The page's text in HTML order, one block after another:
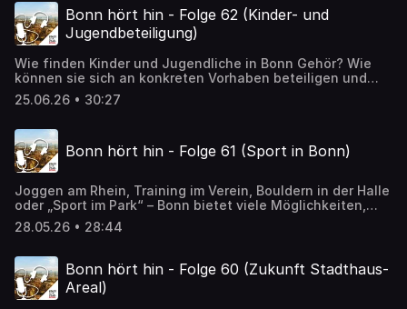
Stadt sicherstellt, dass Kinderfreundlichkeit in Bonn
wirklich gelebt wird.
Bonn hört hin - Folge 62 (Kinder- und
Jugendbeteiligung)
Wie finden Kinder und Jugendliche in Bonn Gehör? Wie
können sie sich an konkreten Vorhaben beteiligen und
wie können aus ihren Ideen echte Projekte entstehen?
Diese und weitere Fragen sind Thema dieser Folge. Zu
Abteilung Bürgerbeteiligung.
25.06.26 • 30:27
Bonn hört hin - Folge 61 (Sport in Bonn)
Joggen am Rhein, Training im Verein, Bouldern in der Halle
oder „Sport im Park“ – Bonn bietet viele Möglichkeiten,
aktiv zu sein. Sport hält fit, bringt Menschen zusammen
und spielt für viele Bonnerinnen und Bonner eine wichtige
ist, welche Angebote und Veranstaltungen besonders
gefragt sind und welche Entwicklungen es künftig geben
könnte, darüber spricht Stadtsprecherin Barbara
28.05.26 • 28:44
Bonn hört hin - Folge 60 (Zukunft Stadthaus-
Areal)